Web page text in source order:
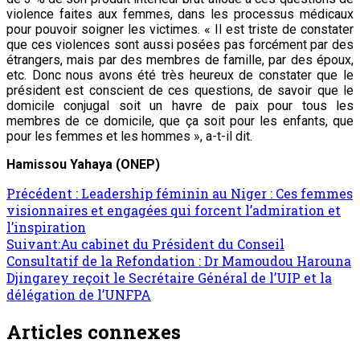
violence faites aux femmes, dans les processus médicaux
pour pouvoir soigner les victimes. « Il est triste de constater
que ces violences sont aussi posées pas forcément par des
étrangers, mais par des membres de famille, par des époux,
etc. Donc nous avons été très heureux de constater que le
président est conscient de ces questions, de savoir que le
domicile conjugal soit un havre de paix pour tous les
membres de ce domicile, que ça soit pour les enfants, que
pour les femmes et les hommes », a-t-il dit.
Hamissou Yahaya (ONEP)
Navigation
d’article
Précédent : Leadership féminin au Niger : Ces femmes
visionnaires et engagées qui forcent l’admiration et
l’inspiration
Suivant:Au cabinet du Président du Conseil
Consultatif de la Refondation : Dr Mamoudou Harouna
Djingarey reçoit le Secrétaire Général de l’UIP et la
délégation de l’UNFPA
Articles connexes